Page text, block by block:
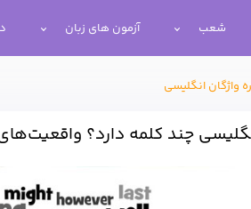
شعب آزمون های زبان
واژگان انگلیسی
چند کلمه دارد؟